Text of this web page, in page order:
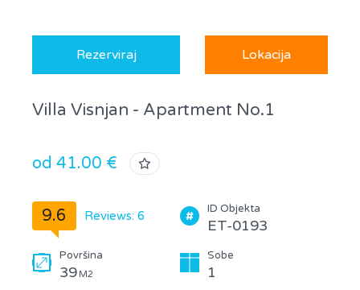
Rezerviraj Lokacija
Villa Visnjan - Apartment No.1
od 41.00 €
9.6 Reviews: 6 ID Objekta
ET-0193
Površina
39 M2
Sobe
1